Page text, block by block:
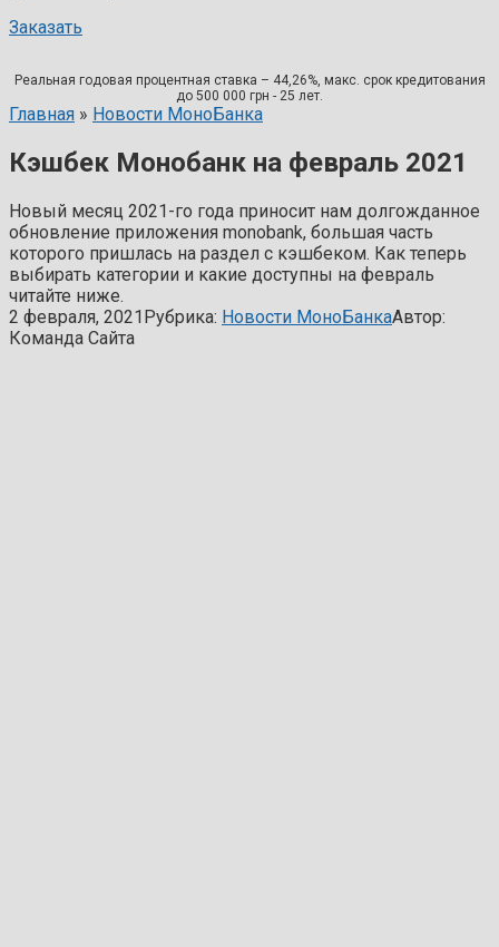
Заказать
Реальная годовая процентная ставка – 44,26%, макс. срок кредитования
до 500 000 грн - 25 лет.
Главная » Новости МоноБанка
Кэшбек Монобанк на февраль 2021
Новый месяц 2021-го года приносит нам долгожданное
обновление приложения monobank, большая часть
которого пришлась на раздел с кэшбеком. Как теперь
выбирать категории и какие доступны на февраль
читайте ниже.
2 февраля, 2021Рубрика: Новости МоноБанкаАвтор:
Команда Сайта